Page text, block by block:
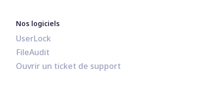
Nos logiciels
UserLock
FileAudit
Ouvrir un ticket de support